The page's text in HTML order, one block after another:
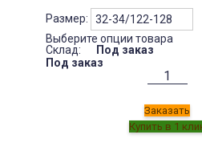
Размер:
Выберите опции товара
Склад:
Под заказ
Под заказ
Заказать